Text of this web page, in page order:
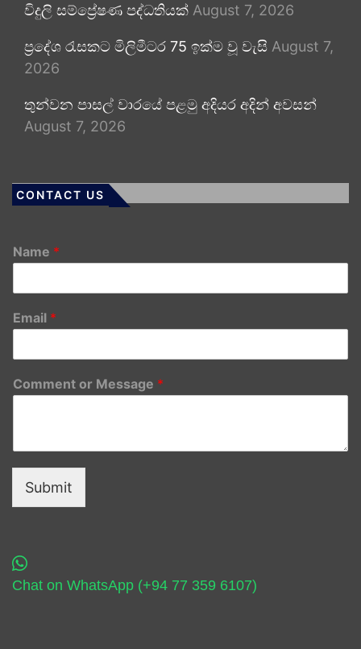
විදුලි සම්ප්‍රේෂණ පද්ධතියක් August 7, 2026
ප්‍රදේශ රැසකට මිලිමීටර 75 ඉක්ම වූ වැසි August 7,
2026
තුන්වන පාසල් වාරයේ පළමු අදියර අදින් අවසන්
August 7, 2026
CONTACT US
Name *
Email *
Comment or Message *
Submit
Chat on WhatsApp (+94 77 359 6107)